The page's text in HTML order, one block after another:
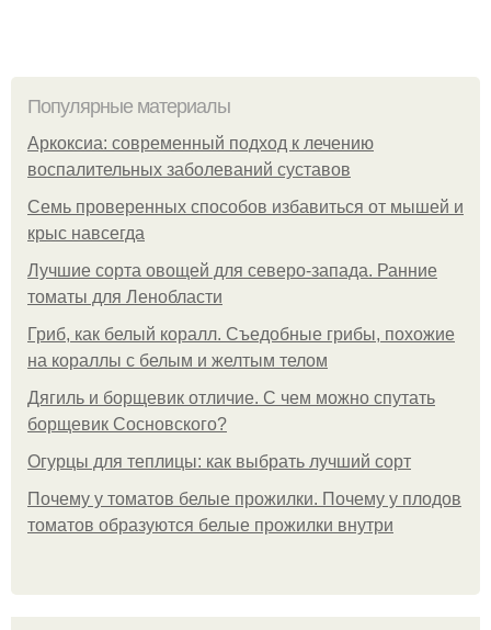
Популярные материалы
Аркоксиа: современный подход к лечению
воспалительных заболеваний суставов
Семь проверенных способов избавиться от мышей и
крыс навсегда
Лучшие сорта овощей для северо-запада. Ранние
томаты для Ленобласти
Гриб, как белый коралл. Съедобные грибы, похожие
на кораллы с белым и желтым телом
Дягиль и борщевик отличие. С чем можно спутать
борщевик Сосновского?
Огурцы для теплицы: как выбрать лучший сорт
Почему у томатов белые прожилки. Почему у плодов
томатов образуются белые прожилки внутри